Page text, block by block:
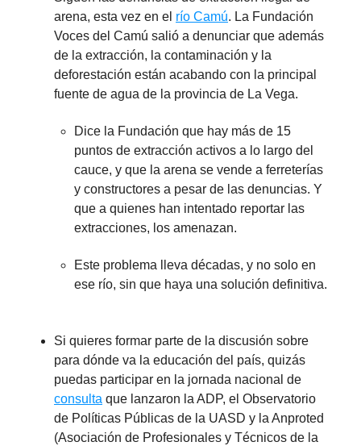
arena, esta vez en el río Camú. La Fundación
Voces del Camú salió a denunciar que además
de la extracción, la contaminación y la
deforestación están acabando con la principal
fuente de agua de la provincia de La Vega.
Dice la Fundación que hay más de 15
puntos de extracción activos a lo largo del
cauce, y que la arena se vende a ferreterías
y constructores a pesar de las denuncias. Y
que a quienes han intentado reportar las
extracciones, los amenazan.
Este problema lleva décadas, y no solo en
ese río, sin que haya una solución definitiva.
Si quieres formar parte de la discusión sobre
para dónde va la educación del país, quizás
puedas participar en la jornada nacional de
consulta que lanzaron la ADP, el Observatorio
de Políticas Públicas de la UASD y la Anproted
(Asociación de Profesionales y Técnicos de la